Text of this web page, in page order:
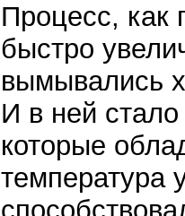
Процесс, как
быстро
вымывались
И в ней стало
которые
температура